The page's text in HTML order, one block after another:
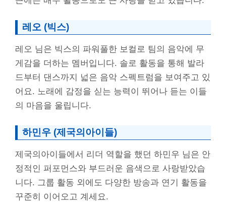
레오 (빅스)
레오 님은 빅스의 파워풀한 보컬로 팀의 음악에 무
게감을 더하는 멤버입니다. 솔로 활동을 통해 발라
드부터 댄스까지 넓은 음악 스펙트럼을 보여주고 있
어요. 노래에 감정을 싣는 능력이 뛰어나 듣는 이들
의 마음을 울립니다.
하민우 (제국의아이들)
제국의아이들에서 리더 역할을 했던 하민우 님은 안
정적인 퍼포먼스와 부드러운 음색으로 사랑받았습
니다. 그룹 활동 외에도 다양한 방송과 연기 활동을
꾸준히 이어오고 계세요.